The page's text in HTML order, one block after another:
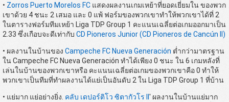
• Zorros Puerto Morelos FC แสดงผลงานเกมเหย้าที่ยอดเยี่ยมใน ของพวก
เขาด้วย 4 ชนะ 2 เสมอ และ 0 แพ้ ฟอร์มของพวกเขาทำให้พวกเขาได้ที่ 2
ในตารางฟอร์มทีมเหย้า Liga TDP Group 1 คะแนนเฉลี่ยต่อเกมออกมาเป็น
2.33 ซึ่งเกือบจะดีเท่ากับ CD Pioneros Junior (CD Pioneros de Cancún II)
• ผลงานในบ้านของ Campeche FC Nueva Generación ต่ำกว่ามาตรฐาน
ใน Campeche FC Nueva Generación ทำได้เพียง 0 ชนะ ใน 6 เกมหลังที่
เล่นในบ้านของพวกเขาหรือ คะแนนเฉลี่ยต่อเกมของพวกเขาคือ 0 ทำให้
พวกเขาเป็นทีมที่ทำผลงานได้แย่เป็นอันดับ 2 ใน Liga TDP Group 1 ที่บ้าน
• แย่มาก แย่อย่างยิ่ง. คลับ เดปอร์ติโว ซิตากัวโร II ' ผลงานในบ้านแย่มาก